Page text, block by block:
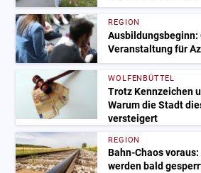
REGION
Veranstaltung für
WOLFENBÜTTEL
Trotz Kennzeichen
Warum die Stadt
versteigert
REGION
Bahn-Chaos
werden bald